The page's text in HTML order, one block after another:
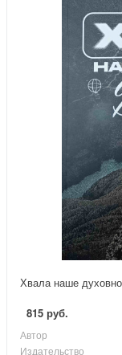
Хвала наше
815 руб.
Автор
Издательство